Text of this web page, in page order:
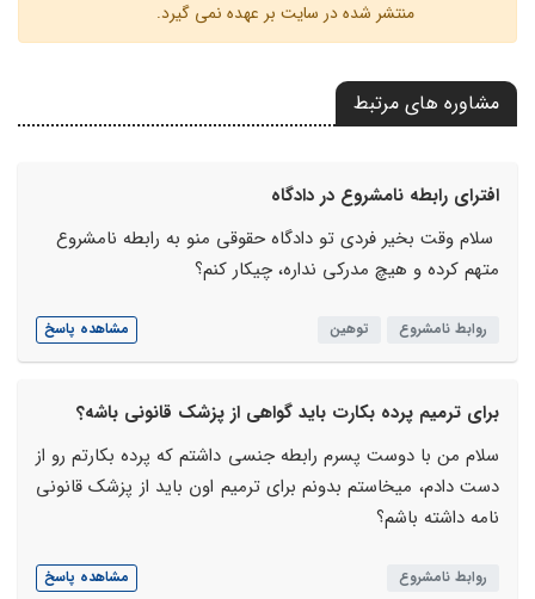
منتشر شده در سایت بر عهده نمی گیرد.
مشاوره های مرتبط
افترای رابطه نامشروع در دادگاه
سلام وقت بخیر فردی تو دادگاه حقوقی منو به رابطه نامشروع
متهم کرده و هیچ مدرکی نداره، چیکار کنم؟
روابط نامشروع توهین مشاهده پاسخ
برای ترمیم پرده بکارت باید گواهی از پزشک قانونی باشه؟
سلام من با دوست پسرم رابطه جنسی داشتم که پرده بکارتم رو از
دست دادم، میخاستم بدونم برای ترمیم اون باید از پزشک قانونی
نامه داشته باشم؟
روابط نامشروع مشاهده پاسخ